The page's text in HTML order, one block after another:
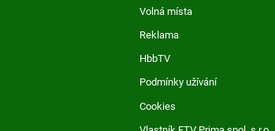
Volná místa
Reklama
HbbTV
Podmínky užívání
Cookies